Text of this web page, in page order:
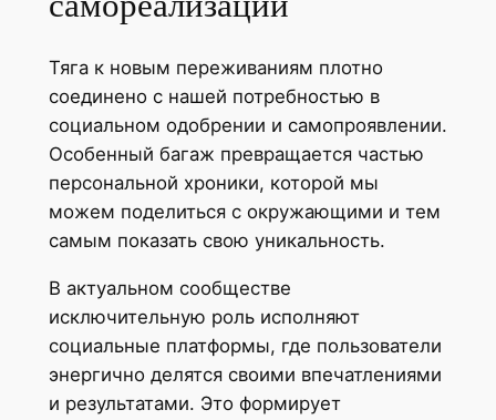
Тяга к новым переживаниям плотно
соединено с нашей потребностью в
социальном одобрении и самопроявлении.
Особенный багаж превращается частью
персональной хроники, которой мы
можем поделиться с окружающими и тем
самым показать свою уникальность.
В актуальном сообществе
исключительную роль исполняют
социальные платформы, где пользователи
энергично делятся своими впечатлениями
и результатами. Это формирует